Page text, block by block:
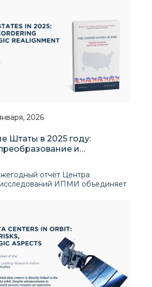
События последних лет
что эпоха минимальных
2026
Штаты в 2025 году:
и
отчёт Центра
ИПМИ объединяет
структурные сдвиги в США
внутренние реформы и
курс как